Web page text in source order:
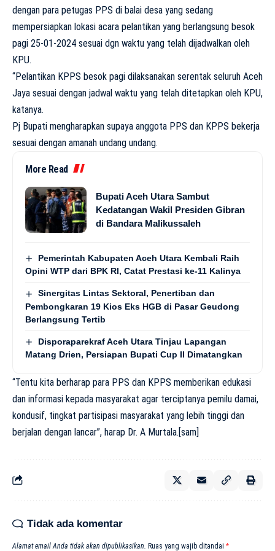
dengan para petugas PPS di balai desa yang sedang
mempersiapkan lokasi acara pelantikan yang berlangsung besok
pagi 25-01-2024 sesuai dgn waktu yang telah dijadwalkan oleh
KPU.
“Pelantikan KPPS besok pagi dilaksanakan serentak seluruh Aceh
Jaya sesuai dengan jadwal waktu yang telah ditetapkan oleh KPU,
katanya.
Pj Bupati mengharapkan supaya anggota PPS dan KPPS bekerja
sesuai dengan amanah undang undang.
More Read
Bupati Aceh Utara Sambut
Kedatangan Wakil Presiden Gibran
di Bandara Malikussaleh
Pemerintah Kabupaten Aceh Utara Kembali Raih
Opini WTP dari BPK RI, Catat Prestasi ke-11 Kalinya
Sinergitas Lintas Sektoral, Penertiban dan
Pembongkaran 19 Kios Eks HGB di Pasar Geudong
Berlangsung Tertib
Disporaparekraf Aceh Utara Tinjau Lapangan
Matang Drien, Persiapan Bupati Cup II Dimatangkan
“Tentu kita berharap para PPS dan KPPS memberikan edukasi
dan informasi kepada masyarakat agar terciptanya pemilu damai,
kondusif, tingkat partisipasi masyarakat yang lebih tinggi dan
berjalan dengan lancar”, harap Dr. A Murtala.[sam]
Tidak ada komentar
Alamat email Anda tidak akan dipublikasikan. Ruas yang wajib ditandai *